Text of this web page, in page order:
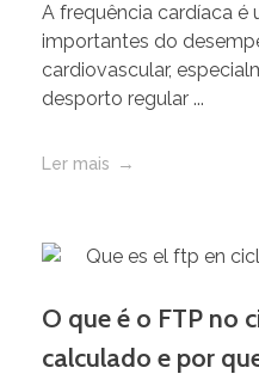
A frequência cardíaca é
importantes do
cardiovascular,
desporto regular ...
Ler mais
O que é o FTP no
calculado e por